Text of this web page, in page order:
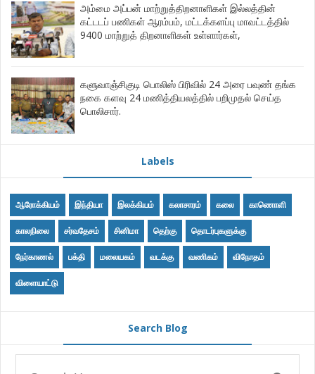
அம்மை அப்பன் மாற்றுத்திறனாளிகள் இல்லத்தின்
கட்டடப் பணிகள் ஆரம்பம், மட்டக்களப்பு மாவட்டத்தில்
9400 மாற்றுத் திறனாளிகள் உள்ளார்கள்,
களுவாஞ்சிகுடி பொலிஸ் பிரிவில் 24 அரை பவுண் தங்க
நகை களவு 24 மணித்தியலத்தில் பறிமுதல் செய்த
பொலிசார்.
Labels
ஆரோக்கியம் இந்தியா இலக்கியம் கலாசாரம் கலை காணொளி
காலநிலை சர்வதேசம் சினிமா தெற்கு தொடர்புகளுக்கு
நேர்காணல் பக்தி மலையகம் வடக்கு வணிகம் விநோதம்
விளையாட்டு
Search Blog